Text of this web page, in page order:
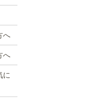
へ
へ
に